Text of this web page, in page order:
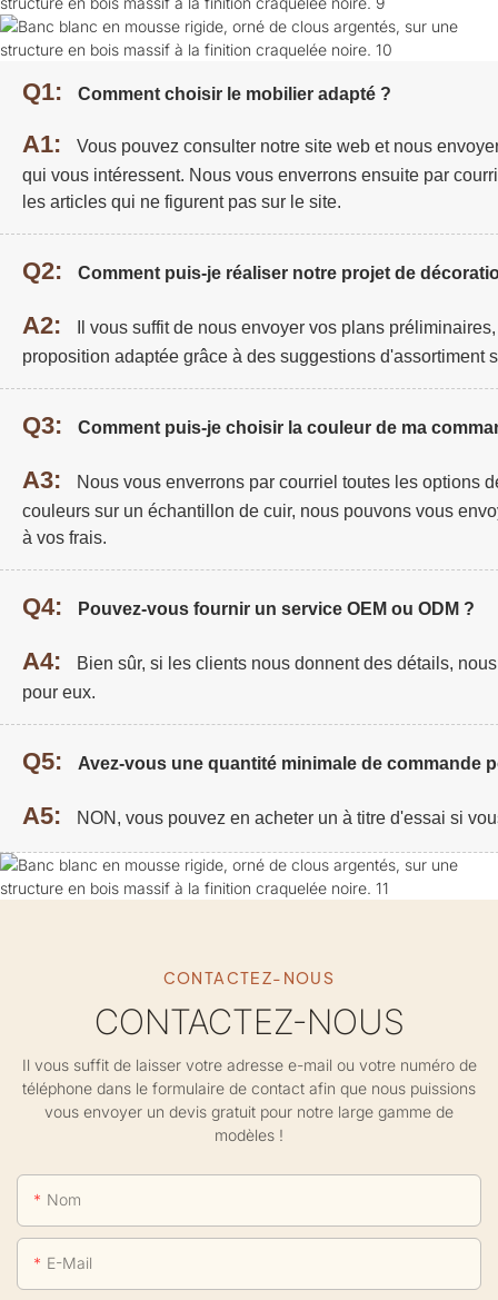
Q1: Comment choisir le mobilier adapté ?
A1:
Vous pouvez consulter notre site web et nous
qui vous intéressent. Nous vous enverrons ensuite par
les articles qui ne figurent pas sur le site.
Q2: Comment puis-je réaliser notre projet de
A2:
Il vous suffit de nous envoyer vos plans
proposition adaptée grâce à des suggestions d'assortiment
Q3: Comment puis-je choisir la couleur de ma
A3:
Nous vous enverrons par courriel toutes les options
couleurs sur un échantillon de cuir, nous pouvons vous
à vos frais.
Q4: Pouvez-vous fournir un service OEM ou ODM ?
A4:
Bien sûr, si les clients nous donnent des détails,
pour eux.
Q5: Avez-vous une quantité minimale de commande
A5: NON, vous pouvez en acheter un à titre d'essai si
CONTACTEZ-NOUS
CONTACTEZ-NOUS
Il vous suffit de laisser votre adresse e-mail ou votre numéro de
téléphone dans le formulaire de contact afin que nous puissions
vous envoyer un devis gratuit pour notre large gamme de
modèles !
Nom
E-Mail